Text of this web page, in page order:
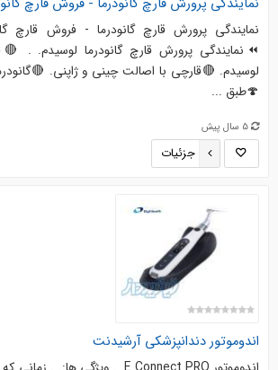
نمایندگی پرورش قارچ گانودرما - فروش قارچ
⏪نمایندگی پرورش قارچ گانودرما لوسیدم. .
لوسیدم. 🔴قارچی با اصالت چینی و ژاپنی.
🍄طبق ...
5 سال پیش
جزئیات
اندوموتور دندانپزشکی آرشیدنت